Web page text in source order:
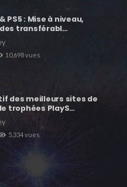
PS5 : Mise à niveau,
transférabl…
10,698vues
des meilleurs sites de
trophées PlayS…
5,334vues